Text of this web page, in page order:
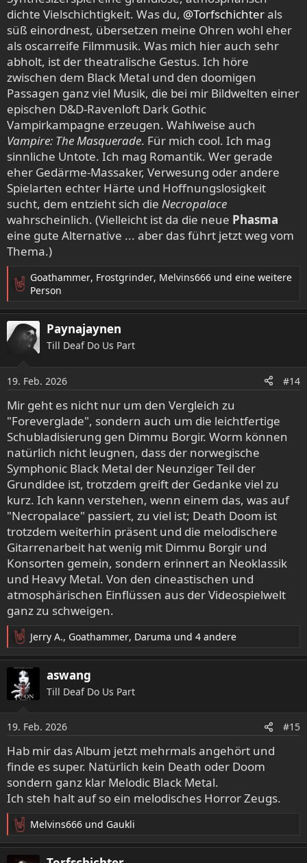
dichte Vielschichtigkeit. Was du, @Torfschichterals
süß einordnest, übersetzen meine Ohren wohl eher
als oscarreife Filmmusik. Was mich hier auch sehr
abholt, ist der theatralische Gestus. Ich höre
zwischen dem Black Metal und den doomigen
Passagen ganz viel Musik, die bei mir Bildwelten einer
epischen D&D-Ravenloft Dark Gothic
Vampirkampagne erzeugen. Wahlweise auch
Vampire: The Masquerade. Für mich cool. Ich mag
sinnliche Untote. Ich mag Romantik. Wer gerade
eher Gedärme-Massaker, Verwesung oder andere
Spielarten echter Härte und Hoffnungslosigkeit
sucht, dem entzieht sich die Necropalace
wahrscheinlich. (Vielleicht ist da die neue Phasma
eine gute Alternative ... aber das führt jetzt weg vom
Thema.)
R
a
k
o
n
e
n
:
Goathammer, Frostgrinder, Melvins666 und eine weitere
Person
Paynajaynen
Till Deaf Do Us Part
19. Feb. 2026 #14
Mir geht es nicht nur um den Vergleich zu
"Foreverglade", sondern auch um die leichtfertige
Schubladisierung gen Dimmu Borgir. Worm können
natürlich nicht leugnen, dass der norwegische
Symphonic Black Metal der Neunziger Teil der
Grundidee ist, trotzdem greift der Gedanke viel zu
kurz. Ich kann verstehen, wenn einem das, was auf
"Necropalace" passiert, zu viel ist; Death Doom ist
trotzdem weiterhin präsent und die melodischere
Gitarrenarbeit hat wenig mit Dimmu Borgir und
Konsorten gemein, sondern erinnert an Neoklassik
und Heavy Metal. Von den cineastischen und
atmosphärischen Einflüssen aus der Videospielwelt
ganz zu schweigen.
R
e
a
k
t
n
e
n
:
Jerry A., Goathammer, Daruma und 4 andere
aswang
Till Deaf Do Us Part
19. Feb. 2026 #15
Hab mir das Album jetzt mehrmals angehört und
finde es super. Natürlich kein Death oder Doom
sondern ganz klar Melodic Black Metal.
Ich steh halt auf so ein melodisches Horror Zeugs.
R
e
a
Melvins666 und Gaukli